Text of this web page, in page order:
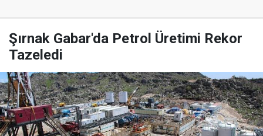
Şırnak Gabar'da Petrol Üretimi Rekor
Tazeledi